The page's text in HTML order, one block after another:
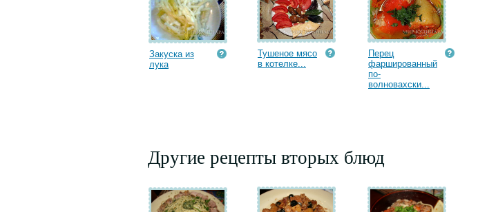
Закуска из
лука
Тушеное мясо
в котелке...
Перец
фаршированный
по-
волновахски...
Другие рецепты вторых блюд